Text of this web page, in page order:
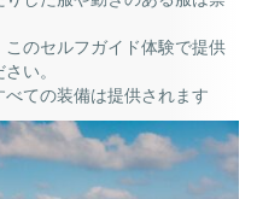
のセルフガイド体験で提供
い。
ての装備は提供されます